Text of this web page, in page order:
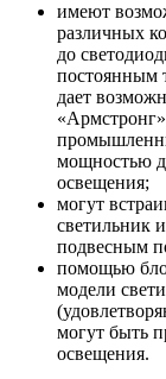
имеют
различных
до
постоянным
дает
мощностью
освещения;
могут
светильник
подвес­ным
помощью
модели
могут быть
освещения.